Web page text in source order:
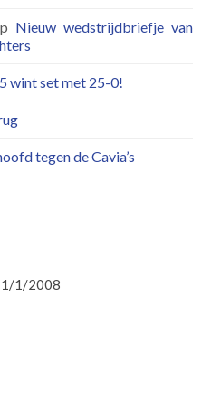
Nieuw wedstrijdbriefje van
wint set met 25-0!
tegen de Cavia’s
1/1/2008